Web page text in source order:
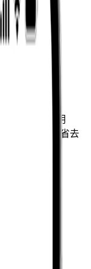
用程序，使用
保护最大。省去